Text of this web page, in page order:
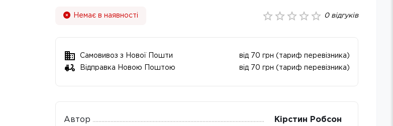
Немає в наявності 0відгуків
Самовивоз з Нової Пошти
від 70 грн (тариф перевізника)
Відправка Новою Поштою
від 70 грн (тариф перевізника)
Автор Кірстин Робсон